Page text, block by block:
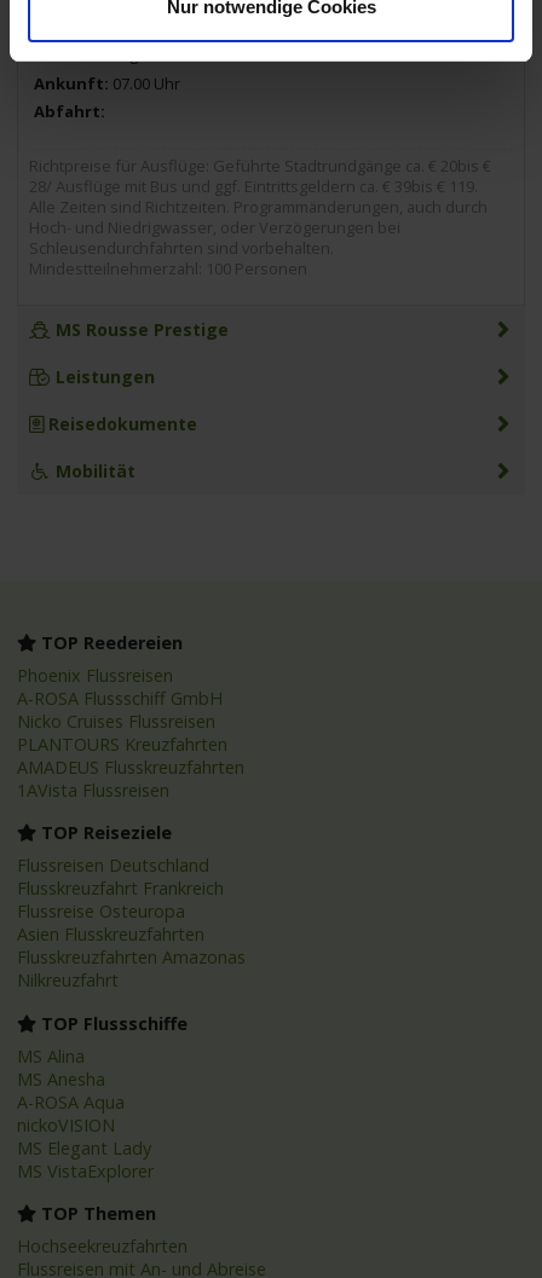
Nur notwendige Cookies
13.08.2026 - Donnerstag
07.00 Uhr
Richtpreise für Ausflüge: Geführte Stadtrundgänge ca. € 20bis €
28/ Ausflüge mit Bus und ggf. Eintrittsgeldern ca. € 39bis € 119.
Alle Zeiten sind Richtzeiten. Programmänderungen, auch durch
Hoch- und Niedrigwasser, oder Verzögerungen bei
Schleusendurchfahrten sind vorbehalten.
Mindestteilnehmerzahl: 100 Personen
MS Rousse Prestige
Leistungen
Reisedokumente
Mobilität
TOP Reedereien
Phoenix Flussreisen
A-ROSA Flussschiff GmbH
Nicko Cruises Flussreisen
PLANTOURS Kreuzfahrten
AMADEUS Flusskreuzfahrten
1AVista Flussreisen
TOP Reiseziele
Flussreisen Deutschland
Flusskreuzfahrt Frankreich
Flussreise Osteuropa
Asien Flusskreuzfahrten
Flusskreuzfahrten Amazonas
Nilkreuzfahrt
TOP Flussschiffe
MS Alina
MS Anesha
A-ROSA Aqua
nickoVISION
MS Elegant Lady
MS VistaExplorer
TOP Themen
Hochseekreuzfahrten
Flussreisen mit An- und Abreise